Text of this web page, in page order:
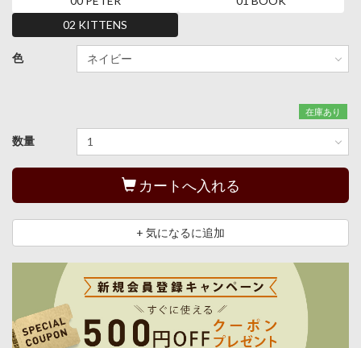
02 KITTENS
色
在庫あり
数量
カートへ入れる
+ 気になるに追加